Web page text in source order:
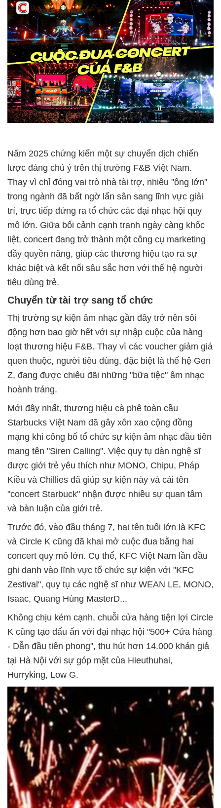
Năm 2025 chứng kiến một sự chuyển dịch chiến
lược đáng chú ý trên thị trường F&B Việt Nam.
Thay vì chỉ đóng vai trò nhà tài trợ, nhiều "ông lớn"
trong ngành đã bất ngờ lấn sân sang lĩnh vực giải
trí, trực tiếp đứng ra tổ chức các đại nhạc hội quy
mô lớn. Giữa bối cảnh cạnh tranh ngày càng khốc
liệt, concert đang trở thành một công cụ marketing
đầy quyền năng, giúp các thương hiệu tạo ra sự
khác biệt và kết nối sâu sắc hơn với thế hệ người
tiêu dùng trẻ.
Chuyển từ tài trợ sang tổ chức
Thị trường sự kiện âm nhạc gần đây trở nên sôi
động hơn bao giờ hết với sự nhập cuộc của hàng
loạt thương hiệu F&B. Thay vì các voucher giảm giá
quen thuộc, người tiêu dùng, đặc biệt là thế hệ Gen
Z, đang được chiêu đãi những "bữa tiệc" âm nhạc
hoành tráng.
Mới đây nhất, thương hiệu cà phê toàn cầu
Starbucks Việt Nam đã gây xôn xao cộng đồng
mạng khi công bố tổ chức sự kiện âm nhạc đầu tiên
mang tên "Siren Calling". Việc quy tụ dàn nghệ sĩ
được giới trẻ yêu thích như MONO, Chipu, Pháp
Kiều và Chillies đã giúp sự kiện này và cái tên
"concert Starbuck" nhận được nhiều sự quan tâm
và bàn luận của giới trẻ.
Trước đó, vào đầu tháng 7, hai tên tuổi lớn là KFC
và Circle K cũng đã khai mở cuộc đua bằng hai
concert quy mô lớn. Cụ thể, KFC Việt Nam lần đầu
ghi danh vào lĩnh vực tổ chức sự kiện với "KFC
Zestival", quy tụ các nghệ sĩ như WEAN LE, MONO,
Isaac, Quang Hùng MasterD...
Không chịu kém cạnh, chuỗi cửa hàng tiện lợi Circle
K cũng tạo dấu ấn với đại nhạc hội "500+ Cửa hàng
- Dẫn đầu tiên phong", thu hút hơn 14.000 khán giả
tại Hà Nội với sự góp mặt của Hieuthuhai,
Hurryking, Low G.